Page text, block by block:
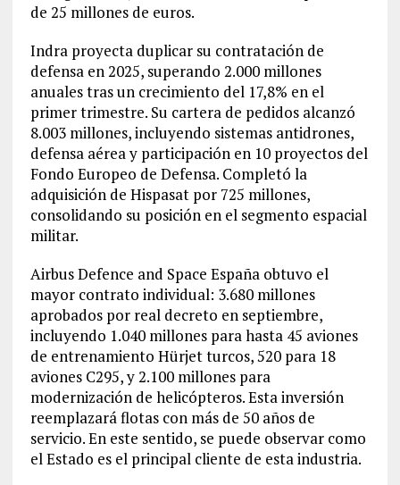
de 25 millones de euros.
Indra proyecta duplicar su contratación de
defensa en 2025, superando 2.000 millones
anuales tras un crecimiento del 17,8% en el
primer trimestre. Su cartera de pedidos alcanzó
8.003 millones, incluyendo sistemas antidrones,
defensa aérea y participación en 10 proyectos del
Fondo Europeo de Defensa. Completó la
adquisición de Hispasat por 725 millones,
consolidando su posición en el segmento espacial
militar.
Airbus Defence and Space España obtuvo el
mayor contrato individual: 3.680 millones
aprobados por real decreto en septiembre,
incluyendo 1.040 millones para hasta 45 aviones
de entrenamiento Hürjet turcos, 520 para 18
aviones C295, y 2.100 millones para
modernización de helicópteros. Esta inversión
reemplazará flotas con más de 50 años de
servicio. En este sentido, se puede observar como
el Estado es el principal cliente de esta industria.